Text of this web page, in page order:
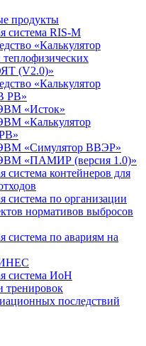
продукты
система RIS-M
«Калькулятор
(V2.0)»
«Калькулятор
РВ»
«Исток»
«Калькулятор
«Симулятор ВВЭР»
«ПАМИР (версия 1.0)»
контейнеров для
по организации
нормативов выбросов
система по авариям на
ИНЕС
система ИоН
тренировок
последствий